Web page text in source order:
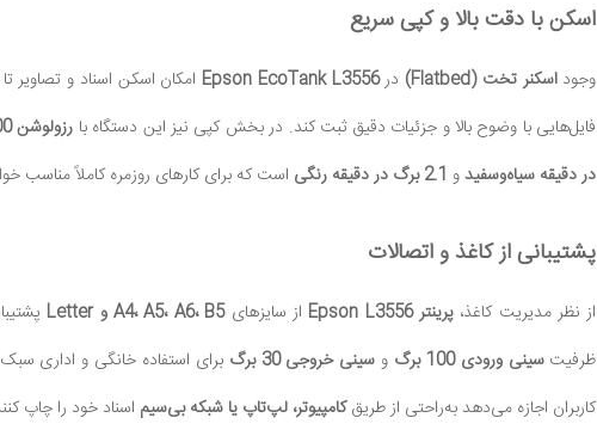
اسکن با دقت بالا و کپی سریع
وجوداسکنر تخت (Flatbed) درEpson EcoTank L3556 امکان اسکن اسناد و تصاویر
فایل‌هایی با وضوح بالا و جزئیات دقیق ثبت کند. در بخش کپی نیز این دستگاه با رزولوشن 600×600 dpi
در دقیقه سیاه‌وسفیدو 2.1 برگ در دقیقه رنگی است که برای کارهای روزمره کاملاً مناسب
پشتیبانی از کاغذ و اتصالات
از نظر مدیریت کاغذ،پرینتر Epson L3556 از سایزهایA4، A5، A6، B5 و Letter
ظرفیتسینی ورودی 100 برگ و سینی خروجی 30 برگ برای استفاده خانگی و اداری
کاربران اجازه می‌دهد به‌راحتی از طریقکامپیوتر، لپ‌تاپ یا شبکه بی‌سیم اسناد خود را چاپ